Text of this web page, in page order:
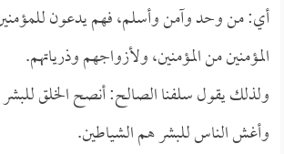
أي: من وحد وآمن وأسلم، فهم يدعون
المؤمنين من المؤمنين، ولأزواجهم وذرياتهم.
ولذلك يقول سلفنا الصالح: أنصح الخلق للبشر
وأغش الناس للبشر هم الشياطين.